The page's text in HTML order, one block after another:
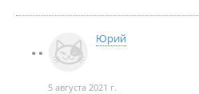
Юрий
5 августа 2021 г.